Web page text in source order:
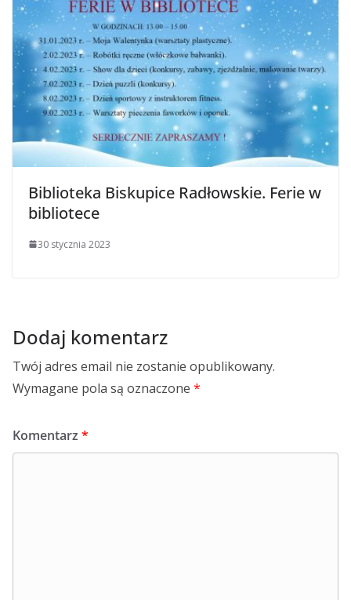
Biblioteka Biskupice Radłowskie. Ferie w
bibliotece
30 stycznia 2023
Dodaj komentarz
Twój adres email nie zostanie opublikowany.
Wymagane pola są oznaczone *
Komentarz *